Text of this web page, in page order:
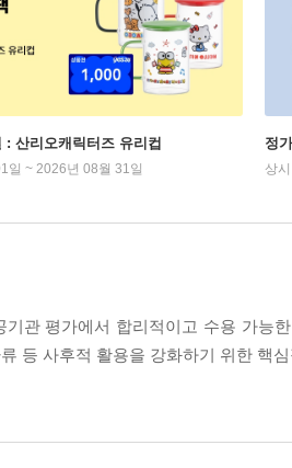
: 산리오캐릭터즈 유리컵
일 ~ 2026년 08월 31일
정
상시
기관 평가에서 합리적이고 수용 가능
등 사후적 활용을 강화하기 위한 핵